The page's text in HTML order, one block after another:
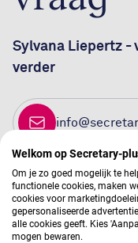
Sylvana Liepertz -
verder
0302734014
Welkom op Secretary-
Om je zo goed mogelijk te
functionele cookies, maken
cookies voor
gepersonaliseerde
alle cookies geeft. Kies
mogen bewaren.